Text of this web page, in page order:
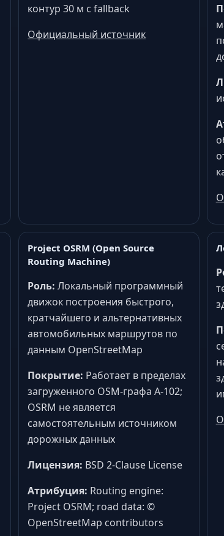
контур 30 м с fallback
Официальный источник
Project OSRM (Open Source
Routing Machine)
Роль: Локальный программный
движок построения быстрого,
кратчайшего и альтернативных
автомобильных маршрутов по
данным OpenStreetMap
Покрытие: Работает в пределах
загруженного OSM-графа A-102;
OSRM не является
самостоятельным источником
дорожных данных
Лицензия: BSD 2-Clause License
Атрибуция: Routing engine:
Project OSRM; road data: ©
OpenStreetMap contributors